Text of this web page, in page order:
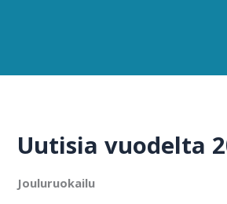
Uutisia vuodelta
Jouluruokailu